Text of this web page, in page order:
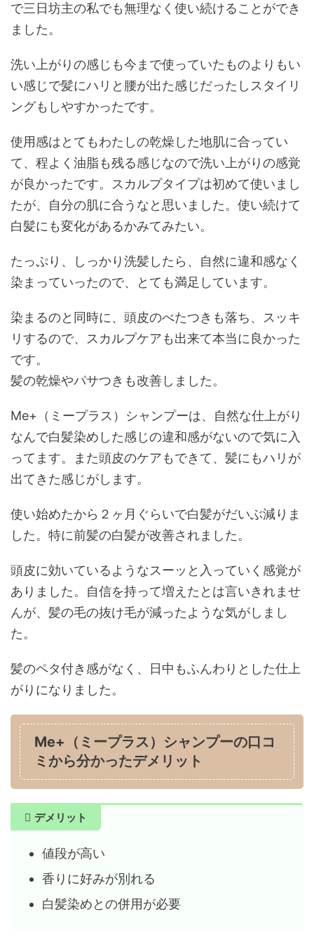
で三日坊主の私でも無理なく使い続けることができ
ました。
洗い上がりの感じも今まで使っていたものよりもい
い感じで髪にハリと腰が出た感じだったしスタイリ
ングもしやすかったです。
使用感はとてもわたしの乾燥した地肌に合ってい
て、程よく油脂も残る感じなので洗い上がりの感覚
が良かったです。スカルプタイプは初めて使いまし
たが、自分の肌に合うなと思いました。使い続けて
白髪にも変化があるかみてみたい。
たっぷり、しっかり洗髪したら、自然に違和感なく
染まっていったので、とても満足しています。
染まるのと同時に、頭皮のべたつきも落ち、スッキ
リするので、スカルプケアも出来て本当に良かった
です。
髪の乾燥やパサつきも改善しました。
Me+（ミープラス）シャンプーは、自然な仕上がり
なんで白髪染めした感じの違和感がないので気に入
ってます。また頭皮のケアもできて、髪にもハリが
出てきた感じがします。
使い始めたから２ヶ月ぐらいで白髪がだいぶ減りま
した。特に前髪の白髪が改善されました。
頭皮に効いているようなスーッと入っていく感覚が
ありました。自信を持って増えたとは言いきれませ
んが、髪の毛の抜け毛が減ったような気がしまし
た。
髪のペタ付き感がなく、日中もふんわりとした仕上
がりになりました。
Me+（ミープラス）シャンプーの口コ
ミから分かったデメリット
デメリット
値段が高い
香りに好みが別れる
白髪染めとの併用が必要